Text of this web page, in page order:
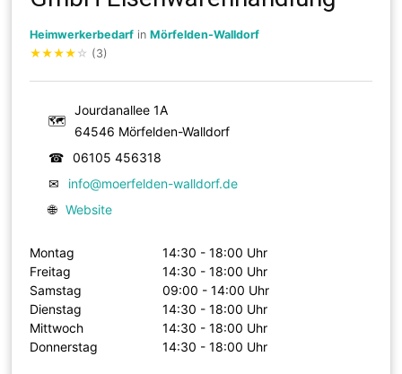
Heimwerkerbedarf inMörfelden-Walldorf
★★★★ ☆ (3)
🗺
Jourdanallee 1A
64546 Mörfelden-Walldorf
☎
06105 456318
✉
info@moerfelden-walldorf.de
🌐 Website
Montag
14:30 - 18:00 Uhr
Freitag
14:30 - 18:00 Uhr
Samstag
09:00 - 14:00 Uhr
Dienstag
14:30 - 18:00 Uhr
Mittwoch
14:30 - 18:00 Uhr
Donnerstag
14:30 - 18:00 Uhr